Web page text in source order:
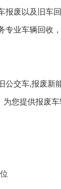
报废以及旧车
专业车辆回收
公交车,报废
您提供报废